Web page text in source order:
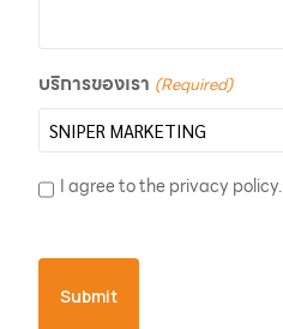
บริการของเรา (Required)
Consent
I agree to the privacy policy.